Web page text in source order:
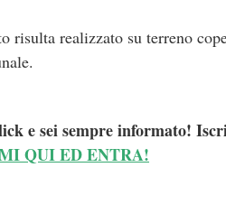
risulta realizzato su terreno
e sei sempre informato!
QUI ED ENTRA!